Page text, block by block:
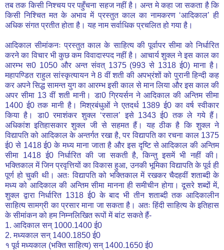
तब तक किसी निश्चय पर पहुँचना सहज नहीं है। अन्त मे कहा जा सकता है कि
किसी निश्चित मत के अभाव में प्रस्तुत काल का नामकरण ‘आदिकाल’ ही
अधिक संगत प्रतीत होता है। यह नाम सर्वाधिक प्रचलित हो गया है।
आदिकाल सीमांकनः प्रस्तुत काल के साहित्य की पूर्वापर सीमा को निर्धारित
करने का विचार भी कुछ कम विवादास्पद नहीं है। आचार्य शुक्ल ने इस काल का
आरम्भ स0 1050 और अन्त संवत् 1375 (993 से 1318 ई0) माना है।
महापण्डित राहुल सांस्कृत्यायन ने 8 वीं शती की अपभ्रंशों को पुरानी हिन्दी कह
कर अपने सिद्ध सामन्त युग का आरम्भ इसी काल से मान लिया और इस काल की
अपर सीमा 13 वीं शती मानी। डा0 ग्रियर्सन ने आदिकाल की अन्तिम सीमा
1400 ई0 तक मानी है। मिश्रबंधुओं ने एतदर्थ 1389 ई0 का वर्ष स्वीकार
किया है। डा0 रमाशंकर शुक्ल ‘रसाल’ इसे 1343 ई0 तक ले गये हैं।
अधिकांश इतिहासकार शुक्ल जी से सहमत हैं। यह ठीक है कि शुक्ल ने
विद्यापति को आदिकाल के अन्तर्गत रखा है, पर विद्यापति का रचना काल 1375
ई0 से 1418 ई0 के मध्य माना जाता है और इस दृष्टि से आदिकाल की अन्तिम
सीमा 1418 ई0 निर्धारित की जा सकती है, किन्तु इसमें भी नहीं की।
भक्तिकाल में जिन प्रवृत्तियों का विकास हुआ, उनकी भूमिका विद्यापति के पूर्व ही
पूर्ण हो चुकी थी। अतः विद्यापति को भक्तिकाल में रखकर चैदहवीं शताब्दी के
मध्य को आदिकाल की अन्तिम सीमा मानना ही समीचीन होगा। दूसरे शब्दों में,
शुक्ल द्वारा निर्धारित 1318 ई0 के बाद भी तीन शताब्दी तक आदिकालीन
साहित्य सामग्री का प्रसार माना जा सकता है। अतः हिंदी साहित्य के इतिहास
के सीमांकन को हम निम्नलिखित रूपों में बांट सकते हैं-
1. आदिकाल सन् 1000.1400 ई0
2. मध्यकाल सन् 1400.1850 ई0
१ पूर्व मध्यकाल (भक्ति साहित्य) सन् 1400.1650 ई0